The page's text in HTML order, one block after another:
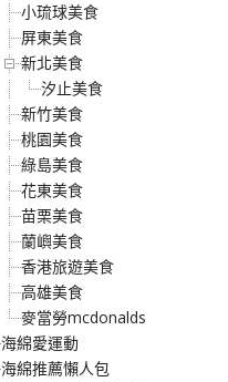
小琉球美食
屏東美食
新北美食
汐止美食
新竹美食
桃園美食
綠島美食
花東美食
苗栗美食
蘭嶼美食
香港旅遊美食
高雄美食
麥當勞mcdonalds
海綿愛運動
海綿推薦懶人包